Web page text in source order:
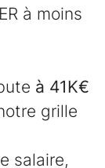
à moins
à 41K€
grille
salaire,